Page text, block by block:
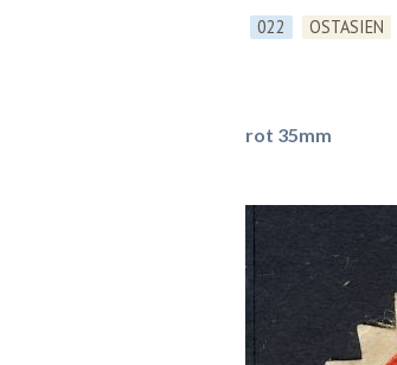
022 OSTASIEN
rot 35mm